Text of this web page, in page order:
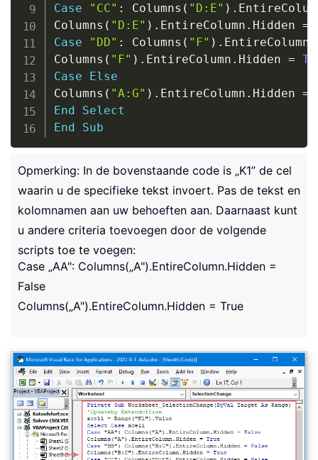
Case
"CC" : Columns ( "D:E" ) .
Columns ( "D:E" ) . EntireColumn . Hidden =
Case
"DD" : Columns ( "F" ) . EntireColumn
Columns ( "F" ) . EntireColumn . Hidden =
Case
Else
Columns ( "A:G" ) . EntireColumn . Hidden =
End
Select
End
Sub
Opmerking: In de bovenstaande code is „K1” de cel
waarin u de specifieke tekst invoert. Pas de tekst en
kolomnamen aan uw behoeften aan. Daarnaast kunt
u andere criteria toevoegen door de volgende
scripts toe te voegen:
Case „AA": Columns(„A").EntireColumn.Hidden =
False
Columns(„A").EntireColumn.Hidden = True